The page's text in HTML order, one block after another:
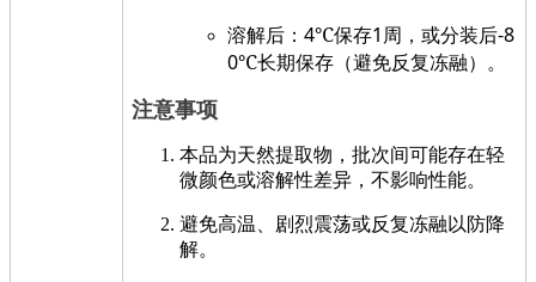
溶解后： 4℃保存1 周，或分装后-8
0℃长期保存（避免反复冻融）。
注意事项
本品为天然提取物，批次间可能存在轻
微颜色或溶解性差异，不影响性能。
避免高温、剧烈震荡或反复冻融以防降
解。